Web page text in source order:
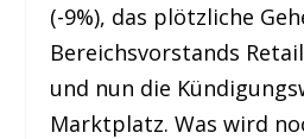
(-9%), das plötzliche
Bereichsvorstands
und nun die
Marktplatz. Was wird